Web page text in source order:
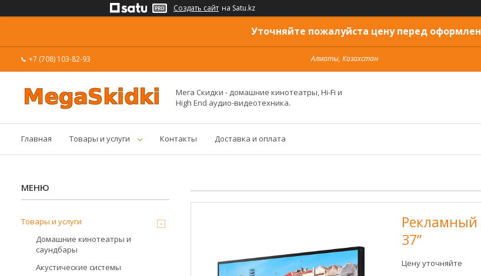
Создать сайт на Satu.kz
Уточняйте пожалуйста цену перед
+7 (708) 103-82-93 Алматы, Казахстан
Мега Скидки - домашние кинотеатры, Hi-Fi и
High End аудио-видеотехника.
Главная Товары и услуги Контакты Доставка и оплата
Рекламный
37”
Цену уточняйте
Товары и услуги
Домашние кинотеатры и
саундбары
Акустические системы